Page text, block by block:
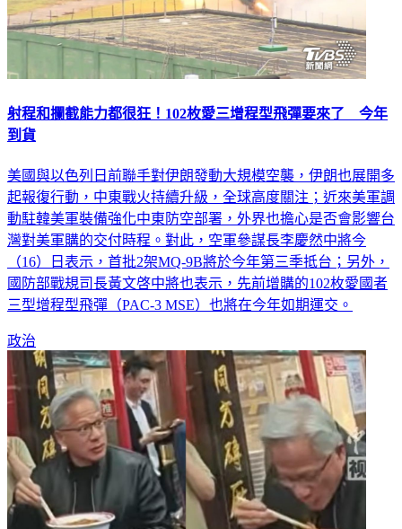
射程和攔截能力都很狂！102枚愛三增程型飛彈要來了 今年
到貨
美國與以色列日前聯手對伊朗發動大規模空襲，伊朗也展開多
起報復行動，中東戰火持續升級，全球高度關注；近來美軍調
動駐韓美軍裝備強化中東防空部署，外界也擔心是否會影響台
灣對美軍購的交付時程。對此，空軍參謀長李慶然中將今
（16）日表示，首批2架MQ-9B將於今年第三季抵台；另外，
國防部戰規司長黃文啓中將也表示，先前增購的102枚愛國者
三型增程型飛彈（PAC-3 MSE）也將在今年如期運交。
政治